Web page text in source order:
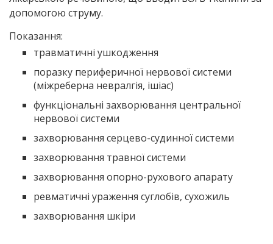
допомогою струму.
Показання:
травматичні ушкодження
поразку периферичної нервової системи
(міжреберна невралгія, ішіас)
функціональні захворювання центральної
нервової системи
захворювання серцево-судинної системи
захворювання травної системи
захворювання опорно-рухового апарату
ревматичні ураження суглобів, сухожиль
захворювання шкіри